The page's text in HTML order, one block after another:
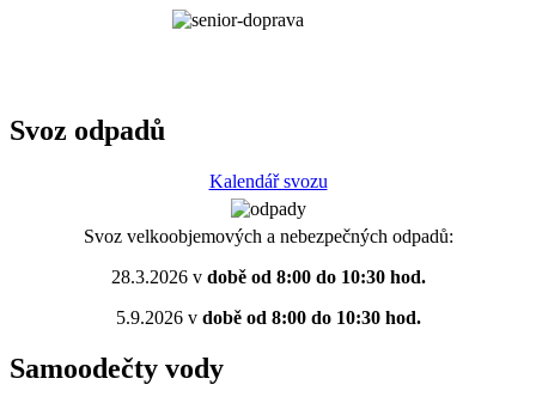
Svoz odpadů
Kalendář svozu
Svoz velkoobjemových a nebezpečných odpadů:
28.3.2026 vdobě od 8:00 do 10:30 hod.
5.9.2026 vdobě od 8:00 do 10:30 hod.
Samoodečty vody